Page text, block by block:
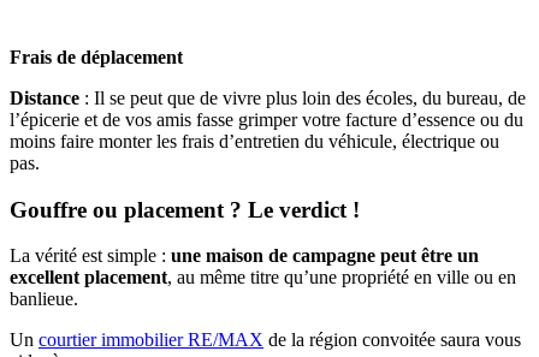
Frais de déplacement
Distance : Il se peut que de vivre plus loin des écoles, du bureau, de
l’épicerie et de vos amis fasse grimper votre facture d’essence ou du
moins faire monter les frais d’entretien du véhicule, électrique ou
pas.
Gouffre ou placement ? Le verdict !
La vérité est simple : une maison de campagne peut être un
excellent placement, au même titre qu’une propriété en ville ou en
banlieue.
Un courtier immobilier RE/MAX de la région convoitée saura vous